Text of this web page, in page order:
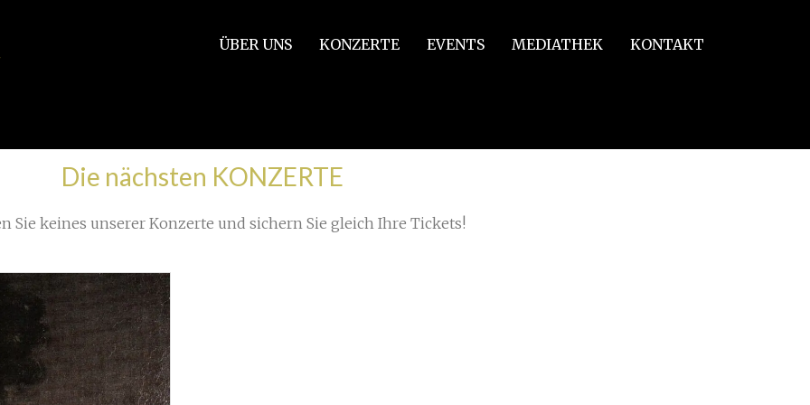
ÜBER UNS KONZERTE EVENTS MEDIATHEK KONTAKT
Die nächsten KONZERTE
Sie keines unserer Konzerte und sichern Sie gleich Ihre Tickets!